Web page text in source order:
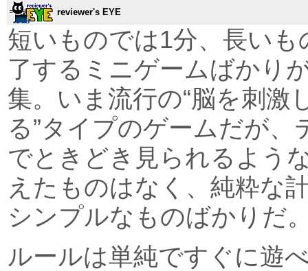
reviewer's EYE
短いものでは1分、長い
了するミニゲームばかり
集。いま流行の“脳を刺激
る”タイプのゲームだが
でときどき見られるよう
えたものはなく、純粋な
シンプルなものばかりだ
ルールは単純ですぐに遊